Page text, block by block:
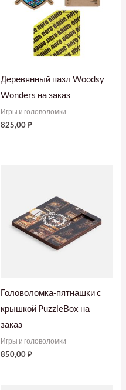
Деревянный пазл Woodsy
Wonders на заказ
Игры и головоломки
825,00₽
Головоломка-пятнашки с
крышкой PuzzleBox на
заказ
Игры и головоломки
850,00₽